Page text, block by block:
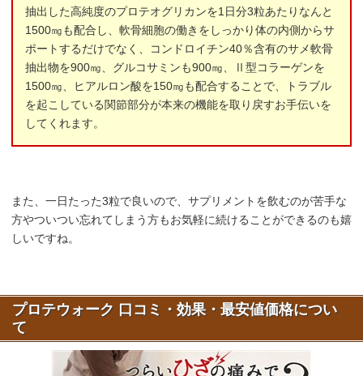
抽出した高純度のプロテオグリカンを1日分3粒あたりなんと
1500㎎も配合し、軟骨細胞の働きをしっかり体の内側からサ
ポートするだけでなく、コンドロイチン40％含有のサメ軟骨
抽出物を900㎎、グルコサミンも900㎎、Ⅱ型コラーゲンを
1500㎎、ヒアルロン酸を150㎎も配合することで、トラブル
を起こしている関節部分が本来の機能を取り戻すお手伝いを
してくれます。
また、一日たった3粒で良いので、サプリメントを飲むのが苦手な
方やついつい忘れてしまう方もお気軽に続けることができるのも嬉
しいですね。
プロテウォーク 口コミ・効果・最安値価格につい
て